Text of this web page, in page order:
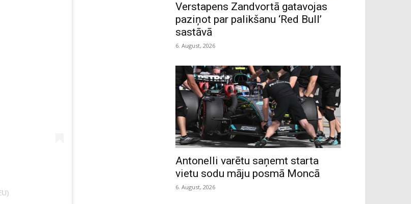
Verstapens Zandvortā gatavojas
paziņot par palikšanu ‘Red Bull’
sastāvā
6. August, 2026
Antonelli varētu saņemt starta
vietu sodu māju posmā Moncā
6. August, 2026